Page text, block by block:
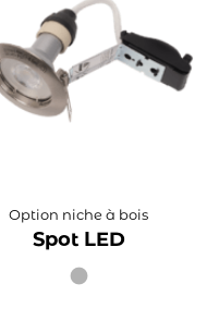
Option niche à bois
Spot LED